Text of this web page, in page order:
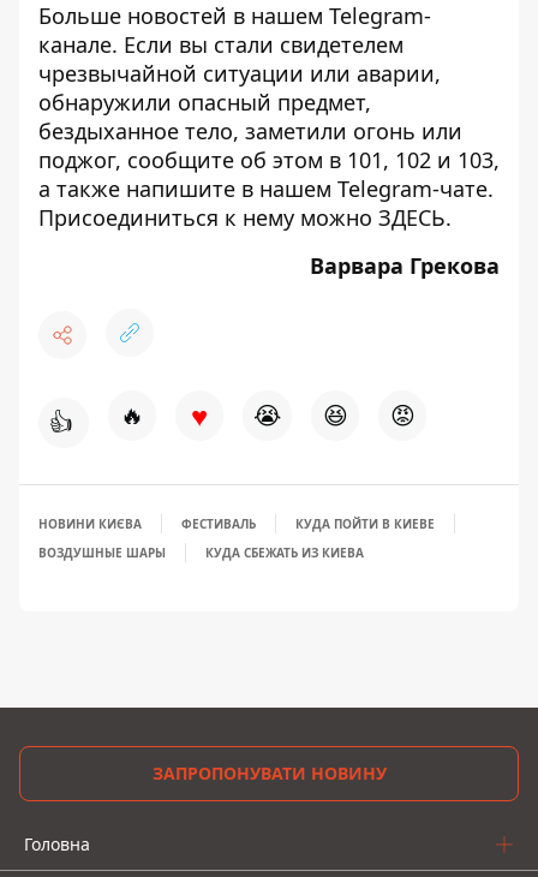
Больше новостей в нашем Telegram-
канале. Если вы стали свидетелем
чрезвычайной ситуации или аварии,
обнаружили опасный предмет,
бездыханное тело, заметили огонь или
поджог, сообщите об этом в 101, 102 и 103,
а также напишите в нашем Telegram-чате.
Присоединиться к нему можно ЗДЕСЬ.
Варвара Грекова
👍 🔥 ♥ 😭 😆 😡
НОВИНИ КИЄВА ФЕСТИВАЛЬ
КУДА ПОЙТИ В КИЕВЕ
ВОЗДУШНЫЕ ШАРЫ
КУДА СБЕЖАТЬ ИЗ КИЕВА
ЗАПРОПОНУВАТИ НОВИНУ
Головна